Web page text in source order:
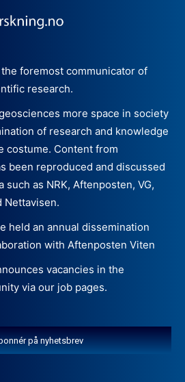
foremost communicator of
research.
more space in society
of research and knowledge
costume. Content from
been reproduced and discussed
such as NRK, Aftenposten, VG,
Nettavisen.
held an annual dissemination
with Aftenposten Viten
vacancies in the
via our job pages.
på nyhetsbrev